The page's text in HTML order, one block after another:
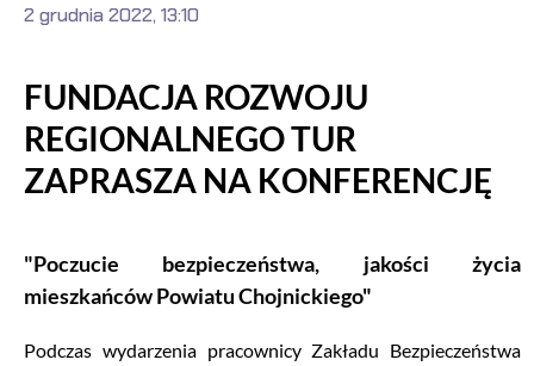
FUNDACJA ROZWOJU
REGIONALNEGO TUR
ZAPRASZA NA KONFERENCJĘ
"Poczucie bezpieczeństwa, jakości życia
mieszkańców Powiatu Chojnickiego"
2 grudnia 2022, 13:10
Podczas wydarzenia pracownicy Zakładu Bezpieczeństwa